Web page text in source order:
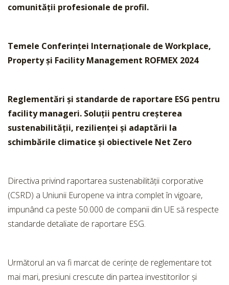
comunității profesionale de profil.
Temele Conferinței Internaționale de Workplace,
Property și Facility Management ROFMEX 2024
Reglementări și standarde de raportare ESG pentru
facility manageri. Soluții pentru creșterea
sustenabilității, rezilienței și adaptării la
schimbările climatice și obiectivele Net Zero
Directiva privind raportarea sustenabilității corporative
(CSRD) a Uniunii Europene va intra complet în vigoare,
impunând ca peste 50.000 de companii din UE să respecte
standarde detaliate de raportare ESG.
Următorul an va fi marcat de cerințe de reglementare tot
mai mari, presiuni crescute din partea investitorilor și